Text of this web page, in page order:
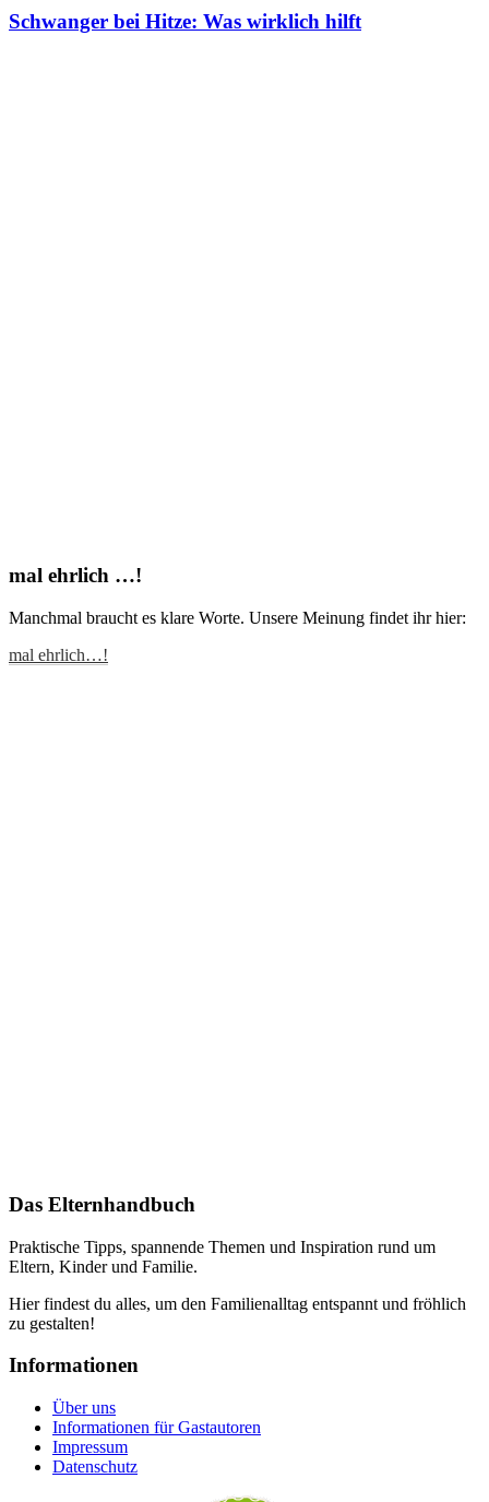
Schwanger bei Hitze: Was wirklich hilft
mal ehrlich …!
Manchmal braucht es klare Worte. Unsere Meinung findet ihr hier:
mal ehrlich…!
Das Elternhandbuch
Praktische Tipps, spannende Themen und Inspiration rund um
Eltern, Kinder und Familie.
Hier findest du alles, um den Familienalltag entspannt und fröhlich
zu gestalten!
Informationen
Über uns
Informationen für Gastautoren
Impressum
Datenschutz